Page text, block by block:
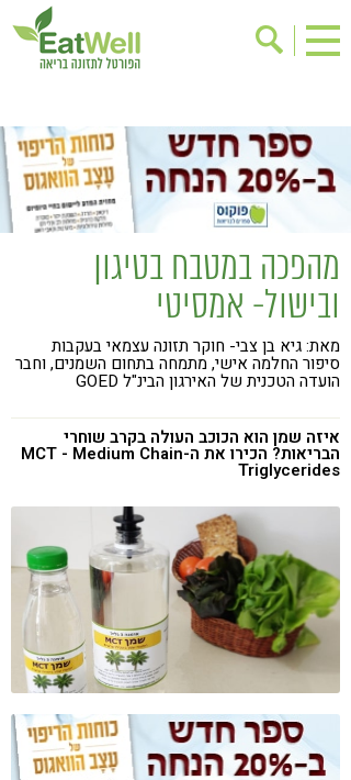
בישול בריא
אינדקס עסקים
ריפוי ומניעת מחלות
בריאות האישה
מתכוני בריאות
אירועים
שינוי תזונתי
גישות בתזונה
ניקוי רעלים
מזונות על
הפרעות קשב & ריכוז
אכילה רגשית
רגישות לגלוטן
קורונה
טבעונות
מהפכה במטבח בטיגון
ובישול- אמסיטי
מאת: גיא בן צבי- חוקר תזונה עצמאי בעקבות
סיפור החלמה אישי, מתמחה בתחום השמנים, וחבר
הועדה הטכנית של האירגון הבינ"ל GOED
איזה שמן הוא הכוכב העולה בקרב שוחרי
הבריאות? הכירו את ה-MCT - Medium Chain
Triglycerides